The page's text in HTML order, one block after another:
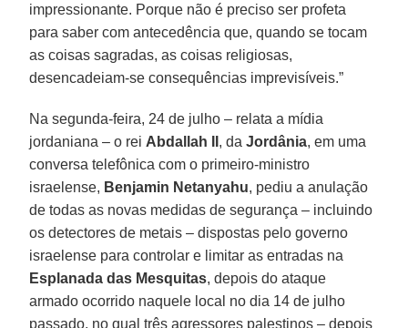
impressionante. Porque não é preciso ser profeta
para saber com antecedência que, quando se tocam
as coisas sagradas, as coisas religiosas,
desencadeiam-se consequências imprevisíveis.”
Na segunda-feira, 24 de julho – relata a mídia
jordaniana – o rei Abdallah II , daJordânia, em uma
conversa telefônica com o primeiro-ministro
israelense, Benjamin Netanyahu, pediu a anulação
de todas as novas medidas de segurança – incluindo
os detectores de metais – dispostas pelo governo
israelense para controlar e limitar as entradas na
Esplanada das Mesquitas, depois do ataque
armado ocorrido naquele local no dia 14 de julho
passado, no qual três agressores palestinos – depois